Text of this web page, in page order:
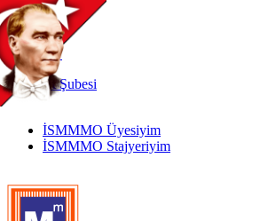
TR
|
EN
İnternetŞubesi
İSMMMO Üyesiyim
İSMMMO Stajyeriyim